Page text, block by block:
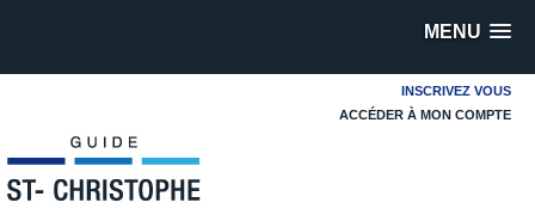
MENU
INSCRIVEZ VOUS
ACCÉDER À MON COMPTE